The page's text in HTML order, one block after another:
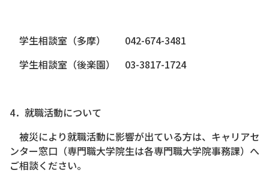
学生相談室（多摩） 042-674-3481
学生相談室（後楽園） 03-3817-1724
4．就職活動について
被災により就職活動に影響が出ている方は、キャリアセ
ンター窓口（専門職大学院生は各専門職大学院事務課）へ
ご相談ください。